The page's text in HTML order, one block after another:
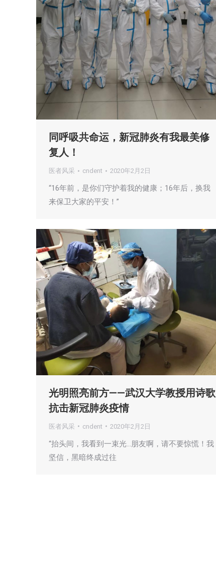
同呼吸共命运，新冠肺炎有我最美修
复人！
医者风采 cndent 2020年2月2日
“16年前，是你们守护着我的健康；16年后，换我
来保卫大家的平安！”
光明照亮前方——武汉大学教授用诗歌
抗击新冠肺炎疫情
医者风采 cndent 2020年2月2日
“抬头间，我看到一束光…朋友啊，请不要惊慌！我
坚信，黑暗终成过往